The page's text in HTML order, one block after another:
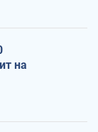
на